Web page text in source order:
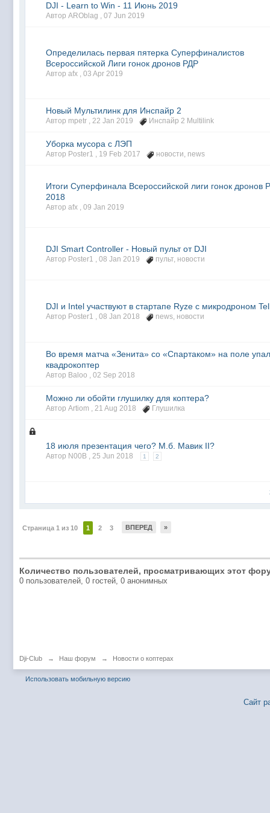
DJI - Learn to Win - 11 Июнь 2019
Автор AROblag , 07 Jun 2019
Определилась первая пятерка Суперфиналистов
Всероссийской Лиги гонок дронов РДР
Автор afx , 03 Apr 2019
Новый Мультилинк для Инспайр 2
Автор mpetr , 22 Jan 2019 Инспайр 2 Multilink
Уборка мусора с ЛЭП
Автор Poster1 , 19 Feb 2017 новости, news
Итоги Суперфинала Всероссийской лиги гонок дронов
2018
Автор afx , 09 Jan 2019
DJI Smart Controller - Новый пульт от DJI
Автор Poster1 , 08 Jan 2019 пульт, новости
DJI и Intel участвуют в стартапе Ryze с микродроном
Автор Poster1 , 08 Jan 2018 news, новости
Во время матча «Зенита» со «Спартаком» на поле упал
квадрокоптер
Автор Baloo , 02 Sep 2018
Можно ли обойти глушилку для коптера?
Автор Artiom , 21 Aug 2018 Глушилка
18 июля презентация чего? М.б. Мавик II?
Автор N00B , 25 Jun 2018 1 2
Страница 1 из 10 1 2 3 ВПЕРЕД »
Количество пользователей, просматривающих этот
0 пользователей, 0 гостей, 0 анонимных
Dji-Club → Наш форум → Новости о коптерах
Использовать мобильную версию
Сайт